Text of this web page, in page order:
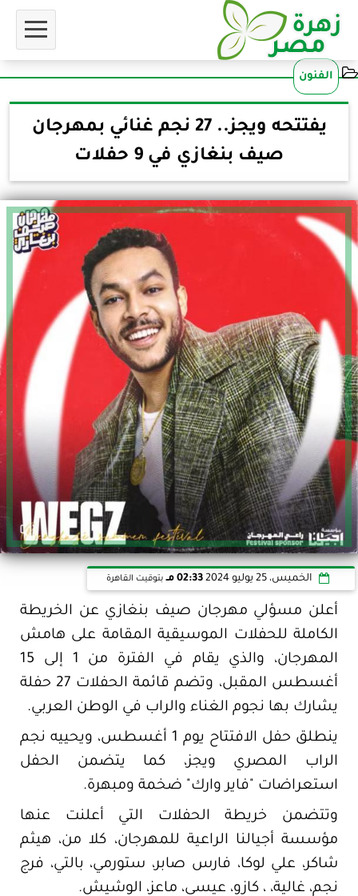
الفنون
يفتتحه ويجز.. 27 نجم غنائي بمهرجان
صيف بنغازي في 9 حفلات
الخميس، 25 يوليو 2024 02:33 مـ بتوقيت القاهرة
أعلن مسؤلي مهرجان صيف بنغازي عن الخريطة
الكاملة للحفلات الموسيقية المقامة على هامش
المهرجان، والذي يقام في الفترة من 1 إلى 15
أغسطس المقبل، وتضم قائمة الحفلات 27 حفلة
يشارك بها نجوم الغناء والراب في الوطن العربي.
ينطلق حفل الافتتاح يوم 1 أغسطس، ويحييه نجم
الراب المصري ويجز، كما يتضمن الحفل
استعراضات "فاير وارك" ضخمة ومبهرة.
وتتضمن خريطة الحفلات التي أعلنت عنها
مؤسسة أجيالنا الراعية للمهرجان، كلا من، هيثم
شاكر، علي لوكا، فارس صابر، ستورمي، بالتي، فرج
نجم، غالية، ، كازو، عيسى، ماعز، الوشيش.